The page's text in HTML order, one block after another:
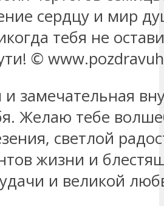
сердцу и мир
тебя не
©
замечательная
Желаю тебе
светлой
жизни и
и великой